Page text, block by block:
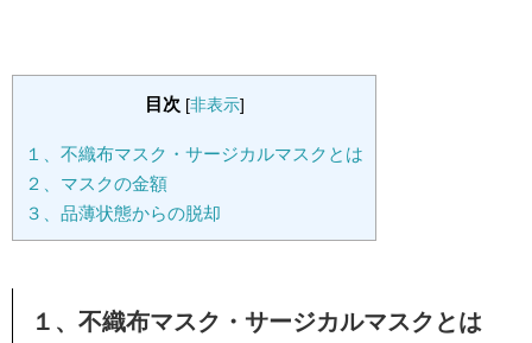
目次 [非表示]
１、不織布マスク・サージカルマスクとは
２、マスクの金額
３、品薄状態からの脱却
１、不織布マスク・サージカルマスクとは